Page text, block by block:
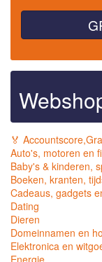
🏅
Auto's, motoren en
Baby's & kinderen,
Boeken, kranten,
Cadeaus, gadgets
Dating
Dieren
Domeinnamen en
Elektronica en